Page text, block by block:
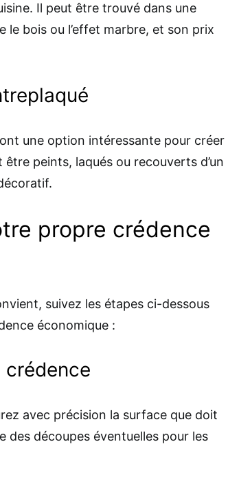
Il peut être trouvé dans une
bois ou l’effet marbre, et son prix
une option intéressante pour créer
peints, laqués ou recouverts d’un
propre crédence
suivez les étapes ci-dessous
économique :
crédence
avec précision la surface que doit
découpes éventuelles pour les